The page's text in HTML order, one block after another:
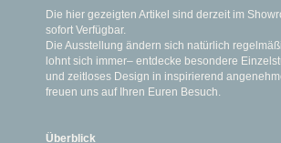
Die hier gezeigten Artikel sind derzeit im
sofort Verfügbar.
Die Ausstellung ändern sich natürlich
lohnt sich immer– entdecke besondere
und zeitloses Design in inspirierend
freuen uns auf Ihren Euren Besuch.
Überblick